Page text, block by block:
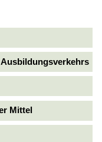
Mittel